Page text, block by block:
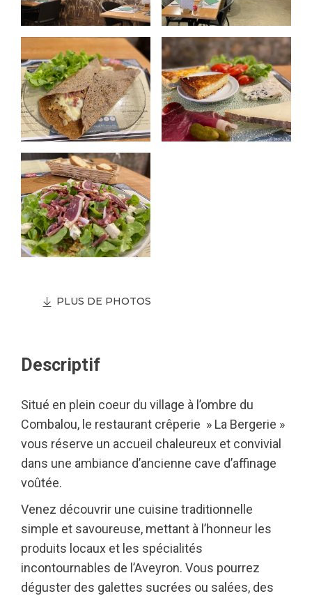
PLUS DE PHOTOS
Descriptif
Situé en plein coeur du village à l’ombre du
Combalou, le restaurant crêperie » La Bergerie »
vous réserve un accueil chaleureux et convivial
dans une ambiance d’ancienne cave d’affinage
voûtée.
Venez découvrir une cuisine traditionnelle
simple et savoureuse, mettant à l’honneur les
produits locaux et les spécialités
incontournables de l’Aveyron. Vous pourrez
déguster des galettes sucrées ou salées, des